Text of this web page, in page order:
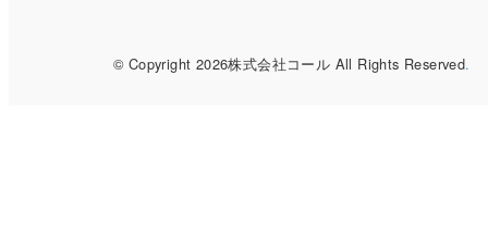
© Copyright 2026株式会社コール All Rights Reserved.